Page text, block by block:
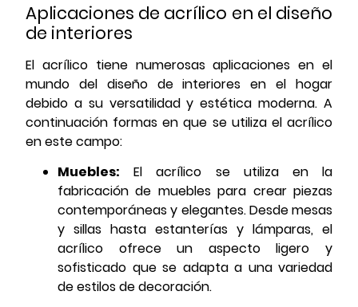
Aplicaciones de acrílico en el diseño
de interiores
El acrílico tiene numerosas aplicaciones en el
mundo del diseño de interiores en el hogar
debido a su versatilidad y estética moderna. A
continuación formas en que se utiliza el acrílico
en este campo:
Muebles: El acrílico se utiliza en la
fabricación de muebles para crear piezas
contemporáneas y elegantes. Desde mesas
y sillas hasta estanterías y lámparas, el
acrílico ofrece un aspecto ligero y
sofisticado que se adapta a una variedad
de estilos de decoración.